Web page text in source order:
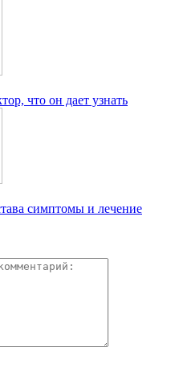
что он дает узнать
симптомы и лечение